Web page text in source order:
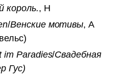
король., H
/Венские мотивы, A
im Paradies/Свадебная
Гус)